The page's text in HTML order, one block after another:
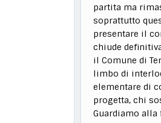
partita ma
soprattutto
presentare il
chiude
il Comune di
limbo di
elementare di
progetta, chi
Guardiamo alla